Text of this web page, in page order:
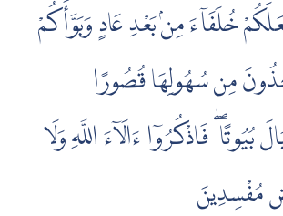
خُلَفَآءَ مِنۢ بَعْدِ عَادٍ وَبَوَّأَكُمْ
مِن سُهُولِهَا قُصُورًا
بُيُوتًا ۖ فَاذْكُرُوٓا ءَالَآءَ اللَّهِ وَلَا
مُفْسِدِينَ